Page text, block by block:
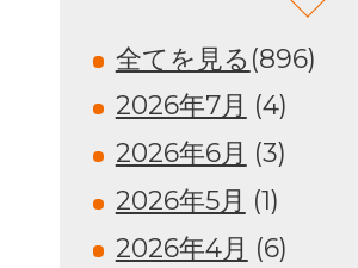
全てを見る (896)
2026年7月 (4)
2026年6月 (3)
2026年5月 (1)
2026年4月 (6)